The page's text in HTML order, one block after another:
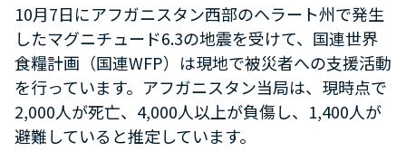
10月7日にアフガニスタン西部のヘラート州で発生
したマグニチュード6.3の地震を受けて、国連世界
食糧計画（国連WFP）は現地で被災者への支援活動
を行っています。アフガニスタン当局は、現時点で
2,000人が死亡、4,000人以上が負傷し、1,400人が
避難していると推定しています。